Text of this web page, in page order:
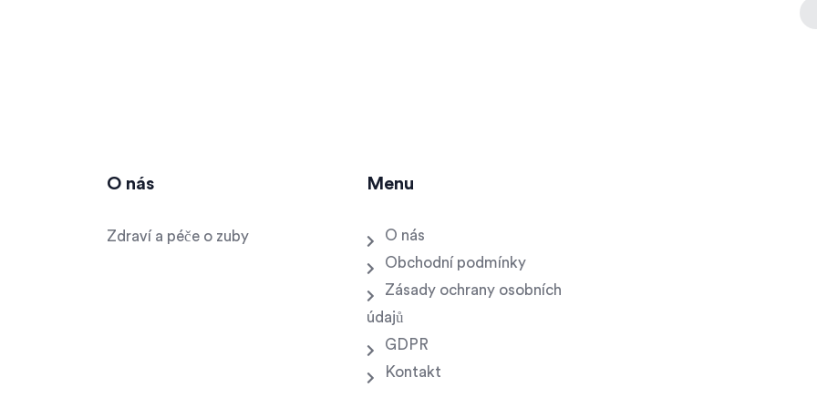
O nás
Zdraví a péče o zuby
Menu
O nás
Obchodní podmínky
Zásady ochrany osobních
údajů
GDPR
Kontakt